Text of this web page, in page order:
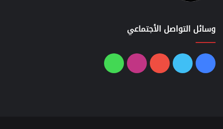
وسائل التواصل الأجتماعي
فيسبوك
تويتر يوتيوبانستقرامواتساب